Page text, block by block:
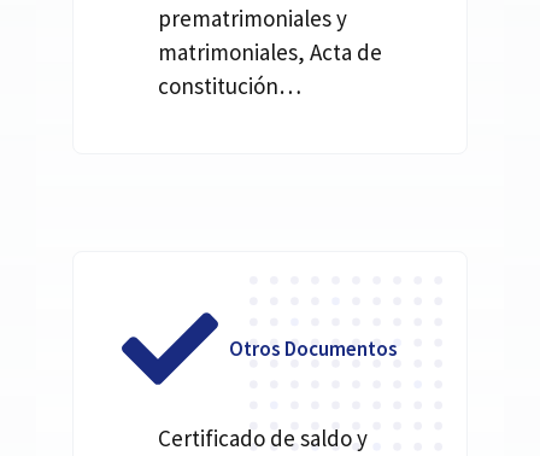
prematrimoniales y
matrimoniales, Acta de
constitución…
Otros Documentos
Certificado de saldo y